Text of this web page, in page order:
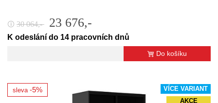
🛈 30 064,- 23 676,-
K odeslání do 14 pracovních dnů
Do košíku
VÍCE VARIANT
AKCE
sleva -5%